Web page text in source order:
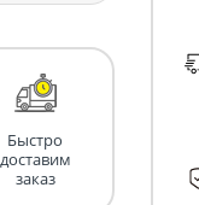
Быстро
доставим
заказ